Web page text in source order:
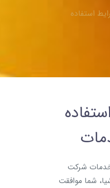
استفاده
خدمات شرکت
شما موافقت